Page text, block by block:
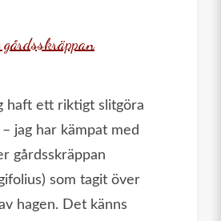
gårdsskräppan
haft ett riktigt slitgöra
jag har kämpat med
gårdsskräppan
som tagit över
hagen. Det känns